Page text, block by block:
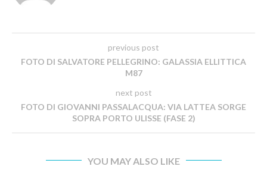
previous post
FOTO DI SALVATORE PELLEGRINO: GALASSIA ELLITTICA
M87
next post
FOTO DI GIOVANNI PASSALACQUA: VIA LATTEA SORGE
SOPRA PORTO ULISSE (FASE 2)
YOU MAY ALSO LIKE